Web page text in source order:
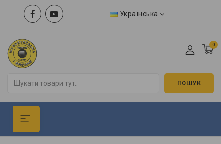
Українська
0
ПОШУК